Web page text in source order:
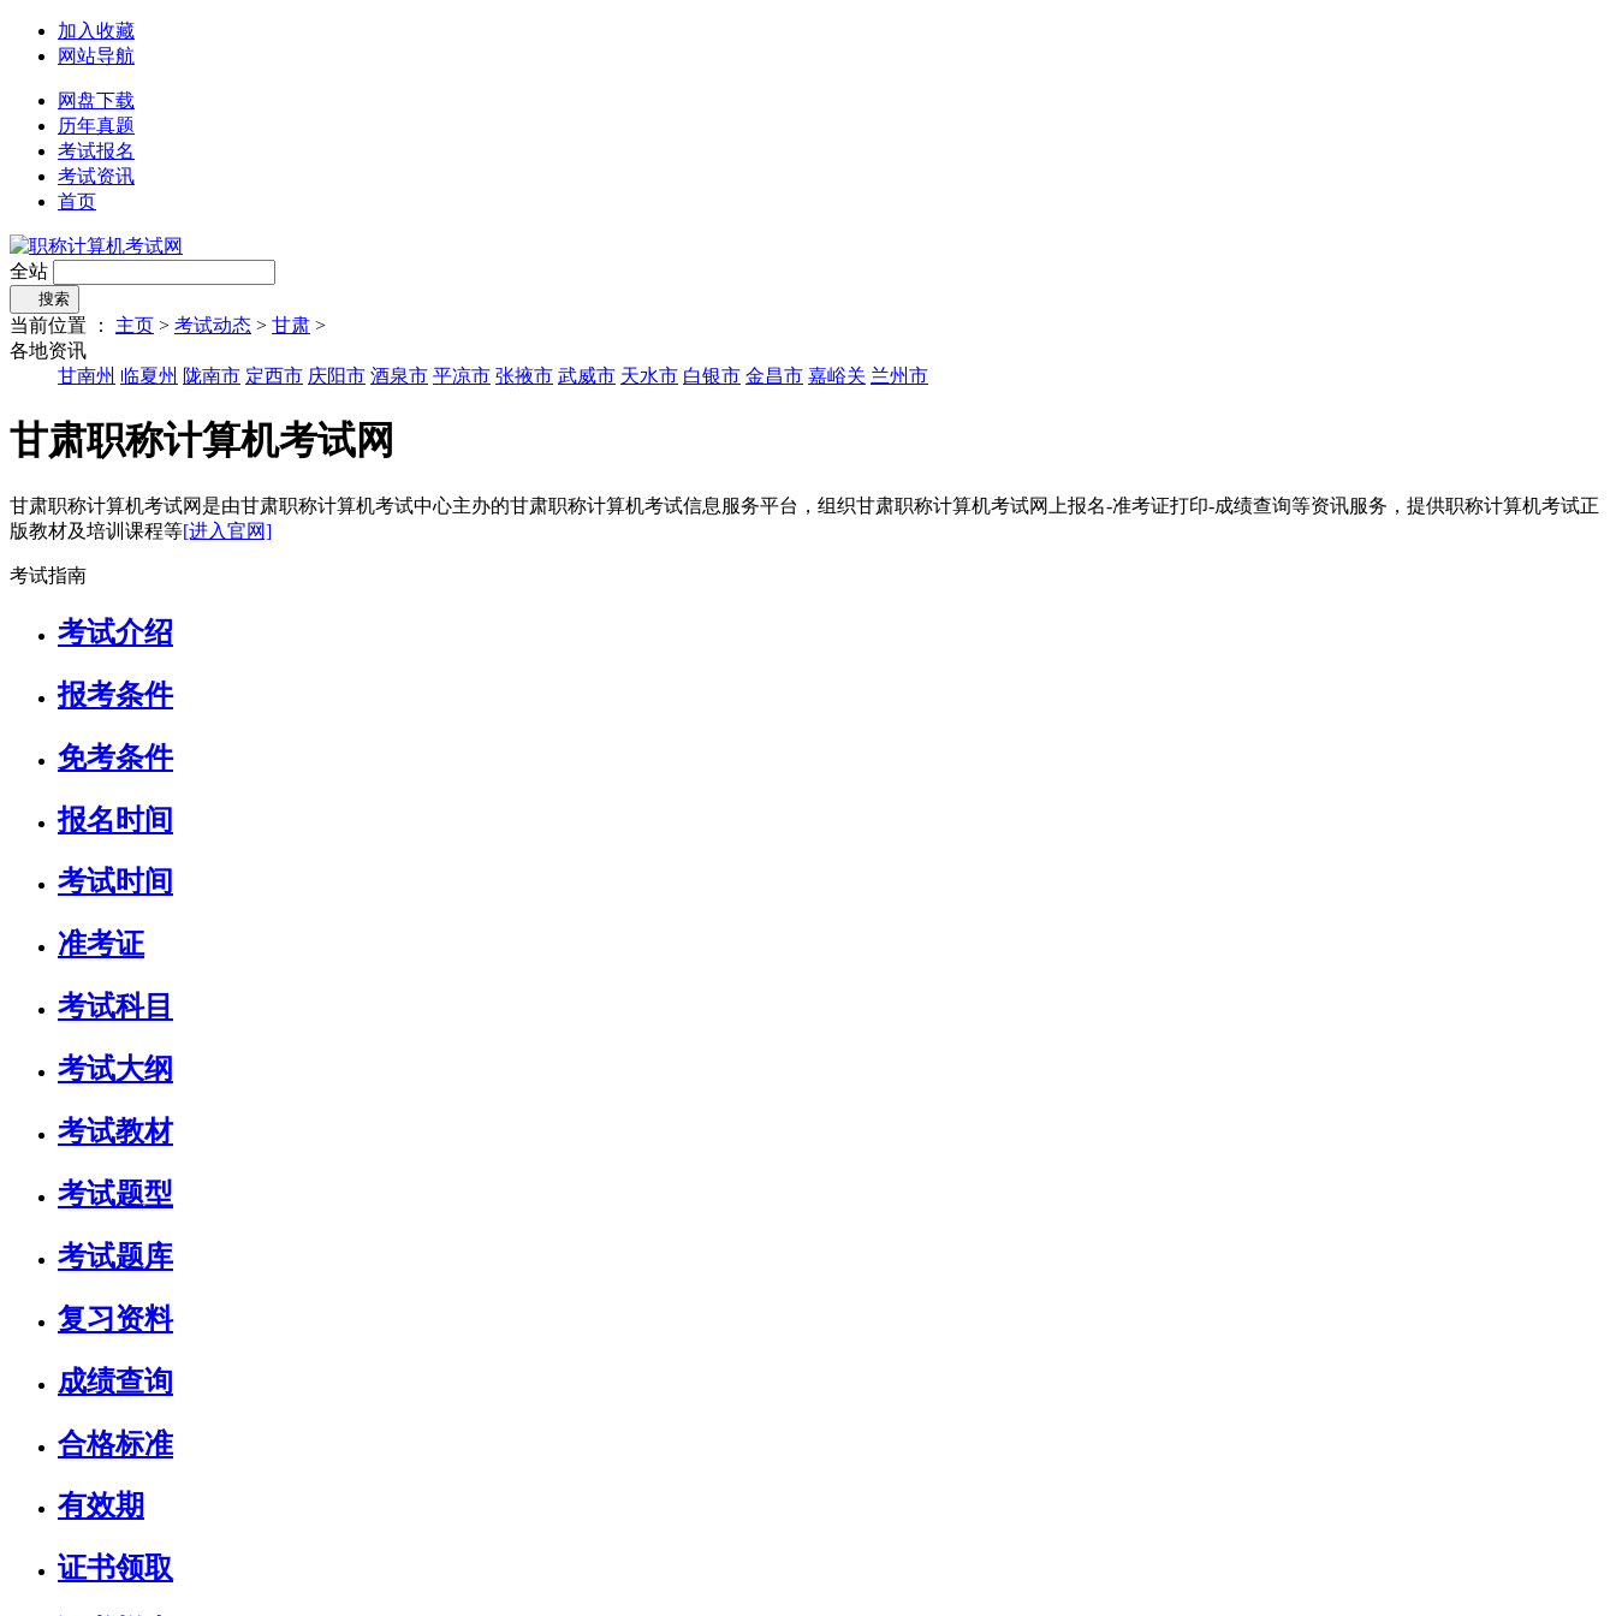
加入收藏
网站导航
网盘下载
历年真题
考试报名
考试资讯
首页
全站
搜索
当前位置 ： 主页 > 考试动态 > 甘肃 >
各地资讯
甘南州 临夏州 陇南市 定西市 庆阳市 酒泉市 平凉市 张掖市 武威市 天水市 白银市 金昌市 嘉峪关 兰州市
甘肃职称计算机考试网
甘肃职称计算机考试网是由甘肃职称计算机考试中心主办的甘肃职称计算机考试信息服务平台，组织甘肃职称计算机考试网上报名-准考证打印-成绩查询等资讯服务，提供职称计算机考试正
版教材及培训课程等[进入官网]
考试指南
考试介绍
报考条件
免考条件
报名时间
考试时间
准考证
考试科目
考试大纲
考试教材
考试题型
考试题库
复习资料
成绩查询
合格标准
有效期
证书领取